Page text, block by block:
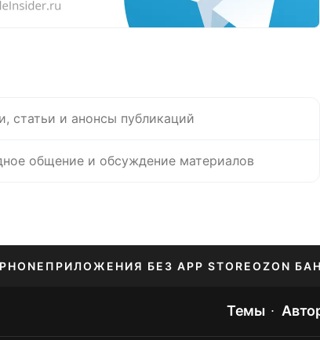
статьи и анонсы публикаций
общение и обсуждение материалов
ПРИЛОЖЕНИЯ БЕЗ APP STOREOZON
APPLE ID Темы